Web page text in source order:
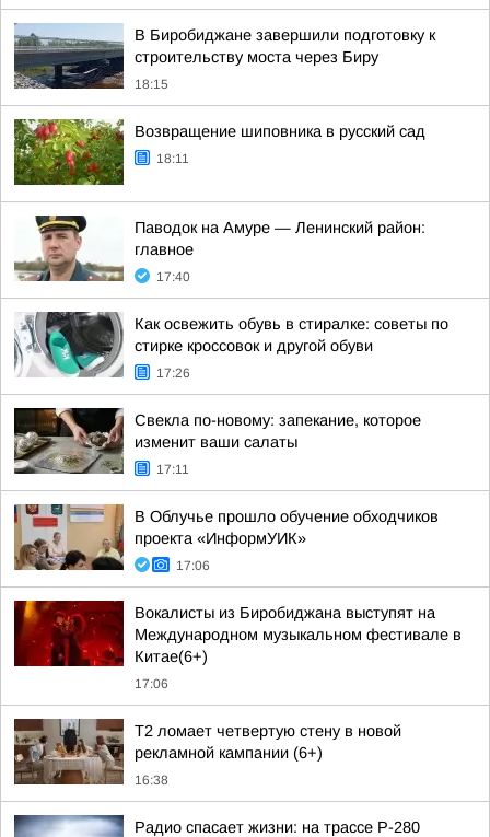
В Биробиджане завершили подготовку к
строительству моста через Биру
18:15
Возвращение шиповника в русский сад
18:11
Паводок на Амуре — Ленинский район:
главное
17:40
Как освежить обувь в стиралке: советы по
стирке кроссовок и другой обуви
17:26
Свекла по-новому: запекание, которое
изменит ваши салаты
17:11
В Облучье прошло обучение обходчиков
проекта «ИнформУИК»
17:06
Вокалисты из Биробиджана выступят на
Международном музыкальном фестивале в
Китае(6+)
17:06
Т2 ломает четвертую стену в новой
рекламной кампании (6+)
16:38
Радио спасает жизни: на трассе Р-280